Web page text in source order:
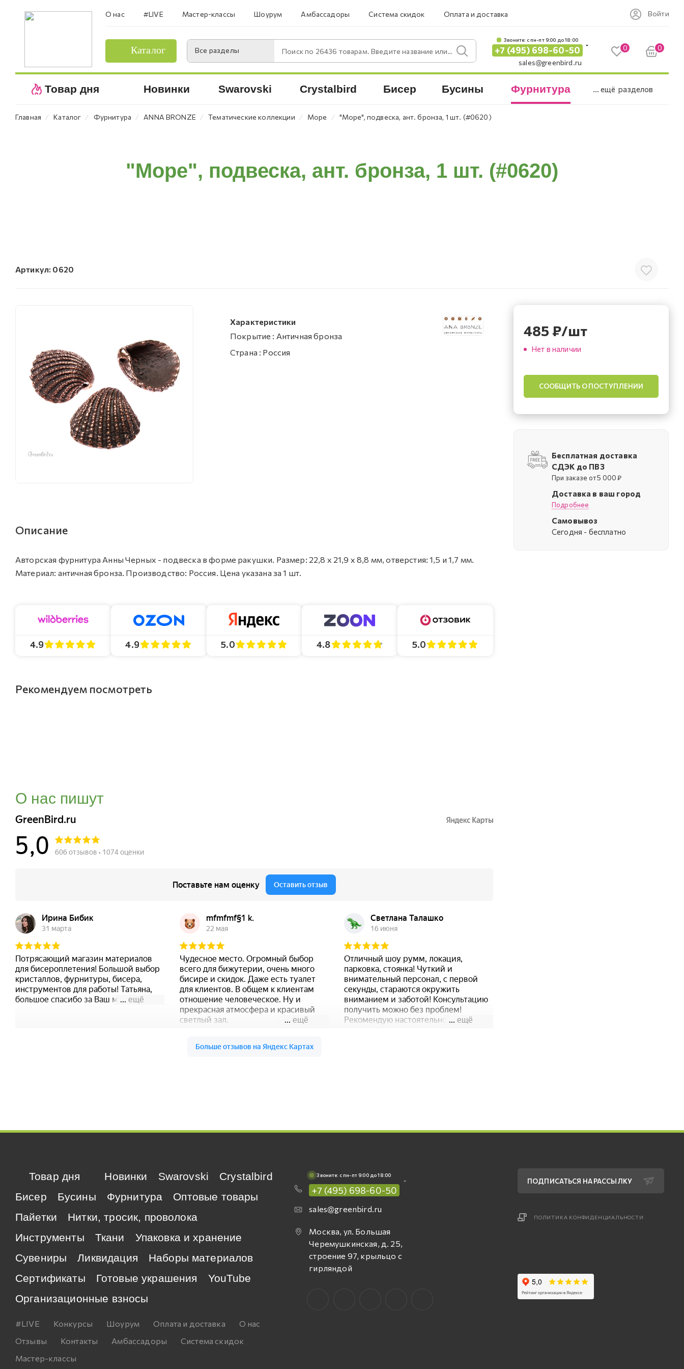
О нас #LIVE Мастер-классы Шоурум Амбассадоры Система скидок Оплата и доставка Войти
Каталог Все разделы Поиск по 26436 товарам. Введите название или артикул.
Звоните: c пн-пт 9:00 до 18:00
+7 (495) 698-60-50
sales@greenbird.ru
0 0
Товар дня Новинки Swarovski Crystalbird Бисер Бусины Фурнитура ... ещё разделов
Главная ⁄ Каталог ⁄ Фурнитура ⁄ ANNA BRONZE ⁄ Тематические коллекции ⁄ Море ⁄ "Море", подвеска, ант. бронза, 1 шт. (#0620)
"Море", подвеска, ант. бронза, 1 шт. (#0620)
Артикул: 0620
Характеристики
Покрытие : Античная бронза
Страна : Россия
Описание
Авторская фурнитура Анны Черных - подвеска в форме ракушки. Размер: 22,8 х 21,9 х 8,8 мм, отверстия: 1,5 и 1,7 мм.
Материал: античная бронза. Производство: Россия. Цена указана за 1 шт.
4.9 4.9 5.0 4.8 5.0
Рекомендуем посмотреть
О нас пишут
485 ₽/шт
Нет в наличии
СООБЩИТЬ О ПОСТУПЛЕНИИ
Бесплатная доставка
СДЭК до ПВЗ
При заказе от 5 000 ₽
Доставка в ваш город
Подробнее
Самовывоз
Cегодня - бесплатно
Товар дня Новинки Swarovski
Crystalbird
Бисер
Бусины Фурнитура
Оптовые товары
Пайетки
Нитки, тросик, проволока
Инструменты
Ткани
Упаковка и хранение
Сувениры
Ликвидация
Наборы материалов
Сертификаты
Готовые украшения
YouTube
Организационные взносы
#LIVE Конкурсы Шоурум Оплата и доставка
О нас
Отзывы
Контакты Амбассадоры
Система скидок
Мастер-классы
Звоните: c пн-пт 9:00 до 18:00
+7 (495) 698-60-50
sales@greenbird.ru
Москва, ул. Большая
Черемушкинская, д. 25,
строение 97, крыльцо с
гирляндой
ПОДПИСАТЬСЯ НА РАССЫЛКУ
ПОЛИТИКА КОНФИДЕНЦИАЛЬНОСТИ